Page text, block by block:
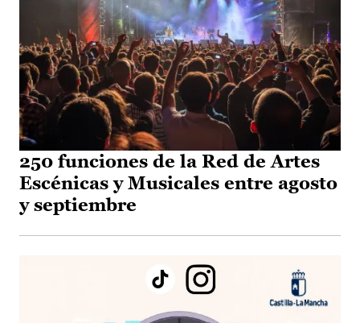
250 funciones de la Red de Artes
Escénicas y Musicales entre agosto
y septiembre